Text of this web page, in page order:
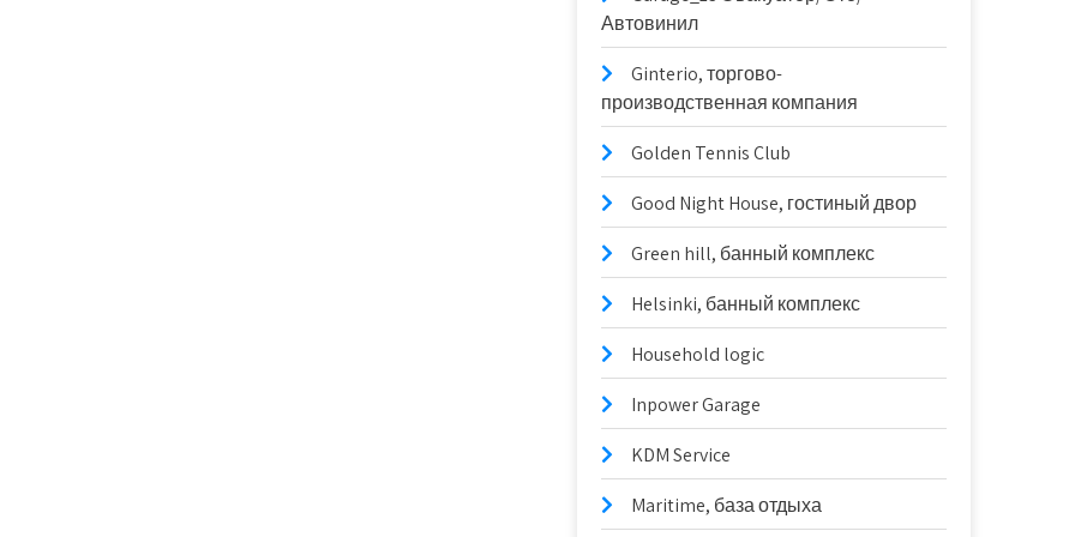
Автовинил
Ginterio, торгово-
производственная компания
Golden Tennis Club
Good Night House, гостиный двор
Green hill, банный комплекс
Helsinki, банный комплекс
Household logic
Inpower Garage
KDM Service
Maritime, база отдыха